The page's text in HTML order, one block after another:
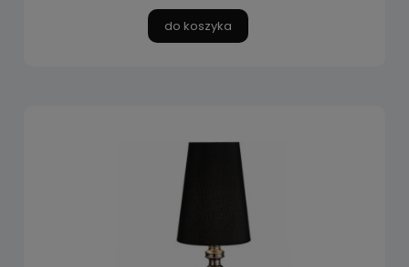
do koszyka